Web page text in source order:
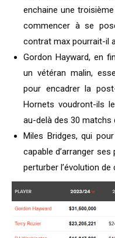
enchaine une
commencer à se
contrat max pourrait-il
Gordon Hayward, en
un vétéran malin,
pour encadrer la
Hornets voudront-ils
au-delà des 30 matchs
Miles Bridges, qui
capable d’arranger
perturber l’évolution de